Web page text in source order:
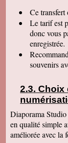
:) Vous
suis
de ma
plaisir
pas que
parler
copier
Félix F.
Ce transfert
Le tarif est
donc vous
enregistrée.
souvenirs
Choix
Diaporama Studio
en qualité simple
améliorée avec la